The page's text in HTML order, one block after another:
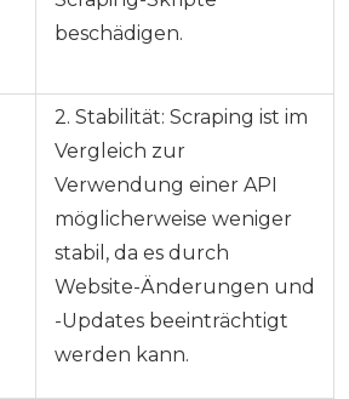
beschädigen.
2. Stabilität: Scraping ist im
Vergleich zur
Verwendung einer API
möglicherweise weniger
stabil, da es durch
Website-Änderungen und
-Updates beeinträchtigt
werden kann.